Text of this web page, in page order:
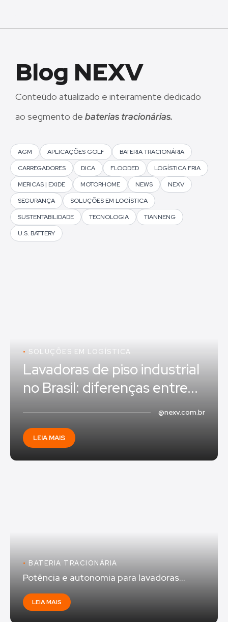
Blog NEXV
Conteúdo atualizado e inteiramente dedicado
ao segmento debaterias tracionárias.
AGM APLICAÇÕES GOLF
BATERIA TRACIONÁRIA
CARREGADORES
DICA FLOODED
LOGÍSTICA FRIA
MERICAS | EXIDE
MOTORHOME NEWS
NEXV
SEGURANÇA
SOLUÇÕES EM LOGÍSTICA
SUSTENTABILIDADE
TECNOLOGIA
TIANNENG
U.S. BATTERY
• SOLUÇÕES EM LOGÍSTICA
Lavadoras de piso industrial
no Brasil: diferenças entre...
@nexv.com.br
LEIA MAIS
• BATERIA TRACIONÁRIA
Potência e autonomia para lavadoras...
LEIA MAIS